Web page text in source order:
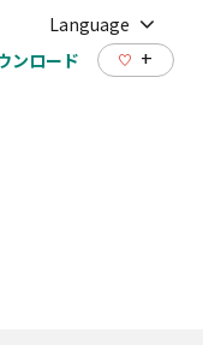
Language
ンロード +